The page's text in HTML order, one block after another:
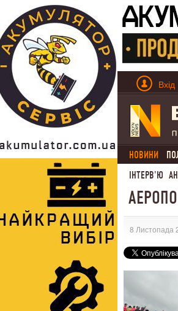
Вхід
НОВИНИ
ІНТЕРВ'Ю
8 Листопада